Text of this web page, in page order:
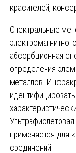
красителей,
Спектральные
абсорбционная
определения
металлов.
применяется для
соединений.